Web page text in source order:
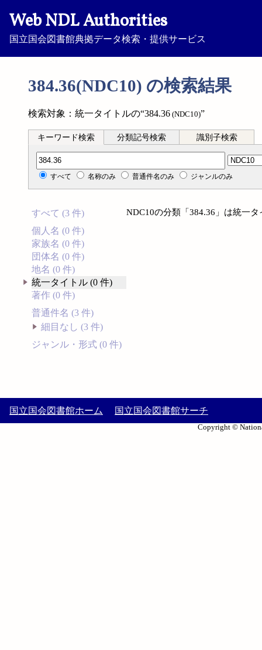
Web NDL Authorities
国立国会図書館典拠データ検索・提供サービス
384.36(NDC10) の検索結果
検索対象：統一タイトルの“384.36 (NDC10)”
キーワード検索 分類記号検索 識別子検索
分類記号検索
すべて 名称のみ 普通件名のみ ジャンルのみ
すべて (3 件)
個人名 (0 件)
家族名 (0 件)
団体名 (0 件)
地名 (0 件)
統一タイトル (0 件)
著作 (0 件)
普通件名 (3 件)
細目なし (3 件)
ジャンル・形式 (0 件)
NDC10の分類「384.36」は統一
国立国会図書館ホーム 国立国会図書館サーチ
Copyright ©